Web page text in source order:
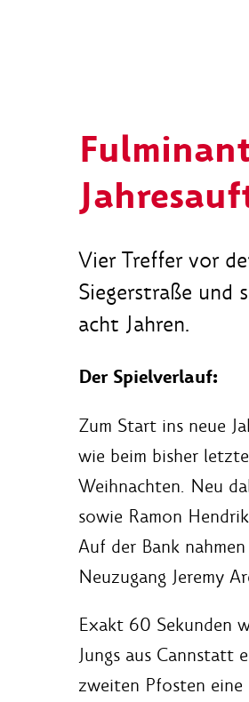
Vier Treffer vor
Siegerstraße und
acht Jahren.
Der Spielverlauf:
Zum Start ins neue
wie beim bisher
Weihnachten. Neu
sowie Ramon
Auf der Bank
Neuzugang Jeremy
Exakt 60 Sekunden
Jungs aus Cannstatt
zweiten Pfosten eine